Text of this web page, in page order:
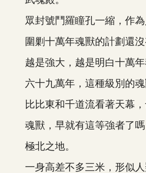
眾封號鬥羅瞳孔一縮，作為
圍剿十萬年魂獸的計劃還沒
越是強大，越是明白十萬年
六十九萬年，這種級別的魂
比比東和千道流看著天幕，
魂獸，早就有這等強者了嗎
極北之地。
一身高差不多三米，形似人